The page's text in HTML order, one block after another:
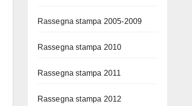
Rassegna stampa 2005-2009
Rassegna stampa 2010
Rassegna stampa 2011
Rassegna stampa 2012